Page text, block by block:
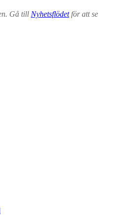
Gå till Nyhetsflödetför att se